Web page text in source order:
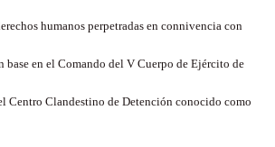
humanos perpetradas en connivencia con
base en el Comando del V Cuerpo de Ejército de
Centro Clandestino de Detención conocido como